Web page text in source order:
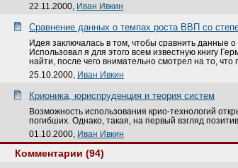
22.11.2000, Иван Ивкин
Cравнение данных о темпах роста ВВП со
Идея заключалась в том, чтобы сравнить данные
Использовал я для этого всем известную книгу
найти, после чего внимательно смотрел на то, что
25.10.2000, Иван Ивкин
Крионика, юриспруденция и теория систем
Возможность использования крио-технологий
погибших. Однако, такая, на первый взгляд
01.10.2000, Иван Ивкин
Комментарии (94)